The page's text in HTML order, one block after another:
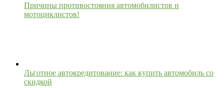
Причины противостояния автомобилистов и
мотоциклистов!
Льготное автокредитование: как купить автомобиль со
скидкой